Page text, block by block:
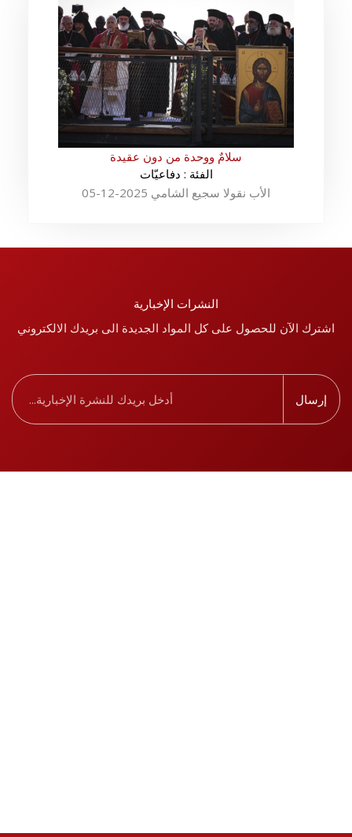
سلامٌ ووحدة من دون عقيدة
الفئة : دفاعيّات
الأب نقولا سجيع الشامي 2025-12-05
النشرات الإخبارية
اشترك الآن للحصول على كل المواد الجديدة الى بريدك الالكتروني